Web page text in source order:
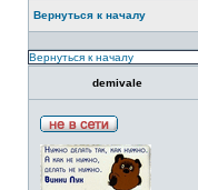
Вернуться к началу
Вернуться к началу
demivale